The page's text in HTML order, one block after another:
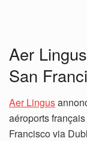
Aer
San
Aer Lingus
aéroports
Francisco via